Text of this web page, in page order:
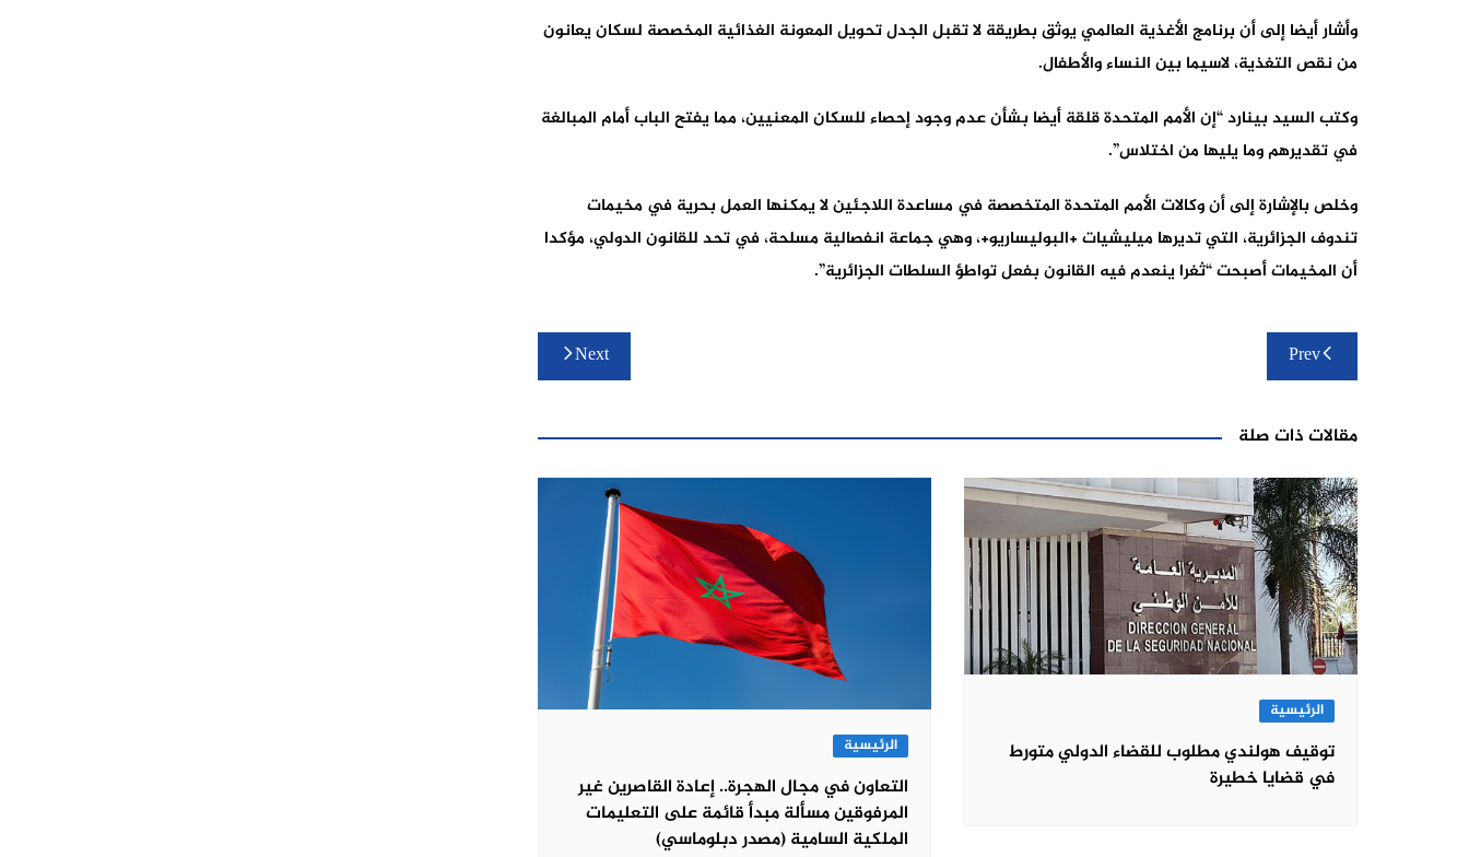
وأشار أيضا إلى أن برنامج الأغذية العالمي يوثق بطريقة لا تقبل الجدل تحويل المعونة الغذائية المخصصة لسكان يعانون
من نقص التغذية، لاسيما بين النساء والأطفال.
وكتب السيد بينارد “إن الأمم المتحدة قلقة أيضا بشأن عدم وجود إحصاء للسكان المعنيين، مما يفتح الباب أمام المبالغة
في تقديرهم وما يليها من اختلاس”.
وخلص بالإشارة إلى أن وكالات الأمم المتحدة المتخصصة في مساعدة اللاجئين لا يمكنها العمل بحرية في مخيمات
تندوف الجزائرية، التي تديرها ميليشيات +البوليساريو+، وهي جماعة انفصالية مسلحة، في تحد للقانون الدولي، مؤكدا
أن المخيمات أصبحت “ثغرا ينعدم فيه القانون بفعل تواطؤ السلطات الجزائرية”.
تصفّح
المقالات
Prev
Next
مقالات ذات صلة
الرئيسية
توقيف هولندي مطلوب للقضاء الدولي متورط
في قضايا خطيرة
الرئيسية
التعاون في مجال الهجرة.. إعادة القاصرين غير
المرفوقين مسألة مبدأ قائمة على التعليمات
الملكية السامية (مصدر دبلوماسي)